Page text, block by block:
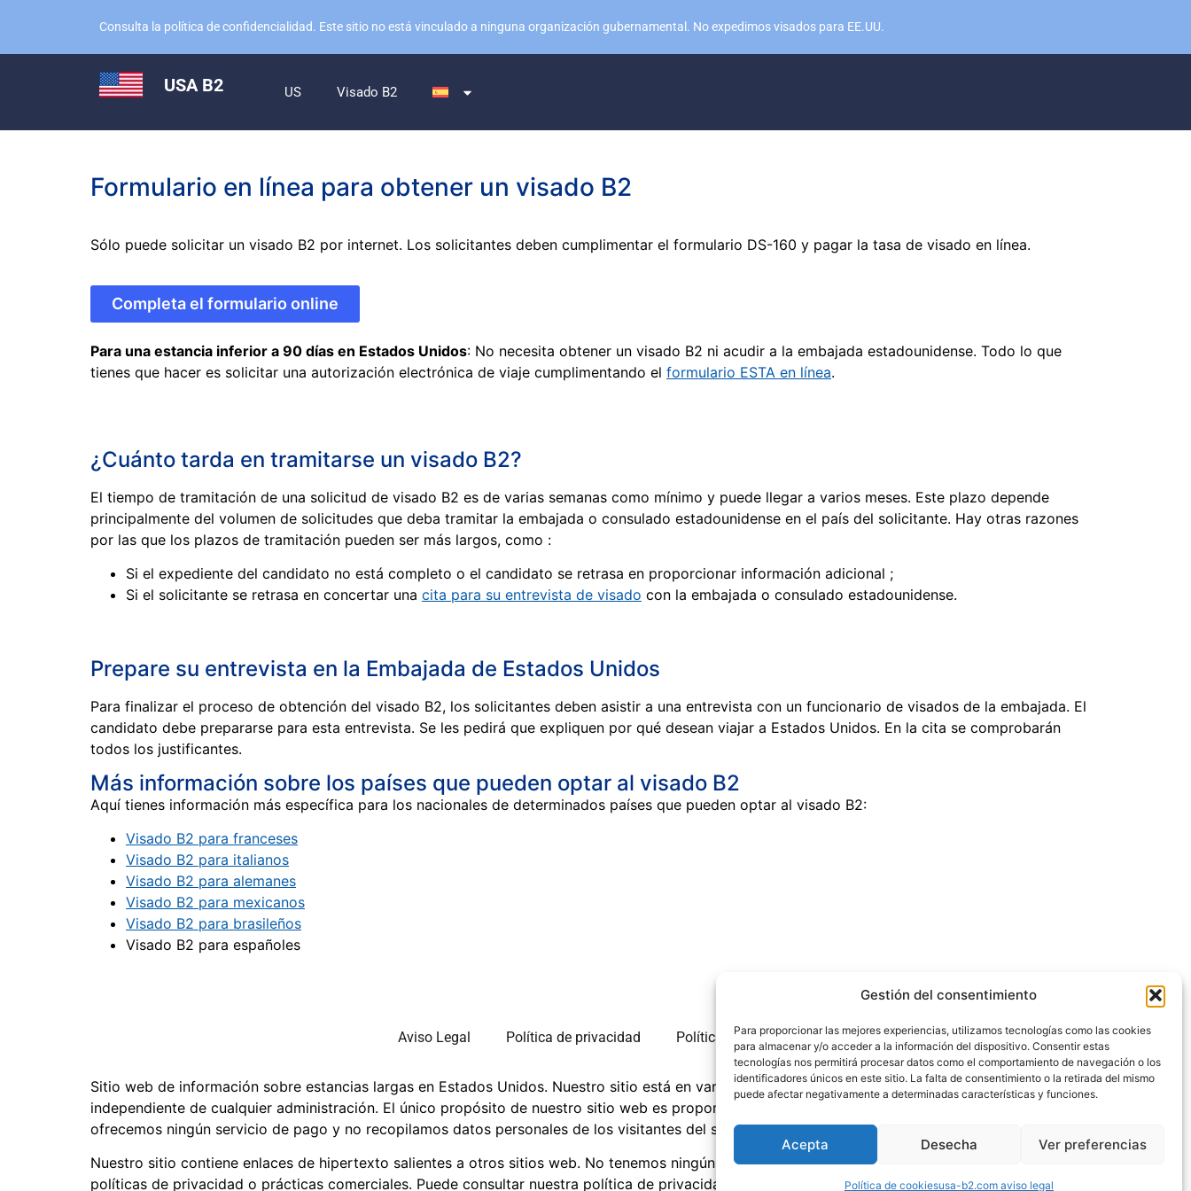
Gestión del consentimiento
Para proporcionar las mejores experiencias, utilizamos tecnologías como las cookies
para almacenar y/o acceder a la información del dispositivo. Consentir estas
tecnologías nos permitirá procesar datos como el comportamiento de navegación o los
identificadores únicos en este sitio. La falta de consentimiento o la retirada del mismo
puede afectar negativamente a determinadas características y funciones.
Acepta Desecha Ver preferencias
Política de cookiesusa-b2.com aviso legal
Consulta la política de confidencialidad. Este sitio no está vinculado a ninguna organización gubernamental. No expedimos visados para EE.UU.
USA B2 US Visado B2
Formulario en línea para obtener un visado B2
Sólo puede solicitar un visado B2 por internet. Los solicitantes deben cumplimentar el formulario DS-160 y pagar la tasa de visado en línea.
Completa el formulario online
Para una estancia inferior a 90 días en Estados Unidos: No necesita obtener un visado B2 ni acudir a la embajada estadounidense. Todo lo que
tienes que hacer es solicitar una autorización electrónica de viaje cumplimentando el formulario ESTA en línea.
¿Cuánto tarda en tramitarse un visado B2?
El tiempo de tramitación de una solicitud de visado B2 es de varias semanas como mínimo y puede llegar a varios meses. Este plazo depende
principalmente del volumen de solicitudes que deba tramitar la embajada o consulado estadounidense en el país del solicitante. Hay otras razones
por las que los plazos de tramitación pueden ser más largos, como :
Si el expediente del candidato no está completo o el candidato se retrasa en proporcionar información adicional ;
Si el solicitante se retrasa en concertar una cita para su entrevista de visado con la embajada o consulado estadounidense.
Prepare su entrevista en la Embajada de Estados Unidos
Para finalizar el proceso de obtención del visado B2, los solicitantes deben asistir a una entrevista con un funcionario de visados de la embajada. El
candidato debe prepararse para esta entrevista. Se les pedirá que expliquen por qué desean viajar a Estados Unidos. En la cita se comprobarán
todos los justificantes.
Más información sobre los países que pueden optar al visado B2
Aquí tienes información más específica para los nacionales de determinados países que pueden optar al visado B2:
Visado B2 para franceses
Visado B2 para italianos
Visado B2 para alemanes
Visado B2 para mexicanos
Visado B2 para brasileños
Visado B2 para españoles
Aviso Legal Política de privacidad Política de cookies
Sitio web de información sobre estancias largas en Estados Unidos. Nuestro sitio está en varios idiomas. Somos un portal de información
independiente de cualquier administración. El único propósito de nuestro sitio web es proporcionar información a los viajeros a Estados Unidos. No
ofrecemos ningún servicio de pago y no recopilamos datos personales de los visitantes del sitio.
Nuestro sitio contiene enlaces de hipertexto salientes a otros sitios web. No tenemos ningún vínculo con estos sitios. No somos responsables de sus
políticas de privacidad o prácticas comerciales. Puede consultar nuestra política de privacidad para obtener más información.